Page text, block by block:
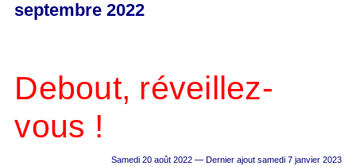
septembre 2022
Debout, réveillez-
vous !
Samedi 20 août 2022 — Dernier ajout samedi 7 janvier 2023